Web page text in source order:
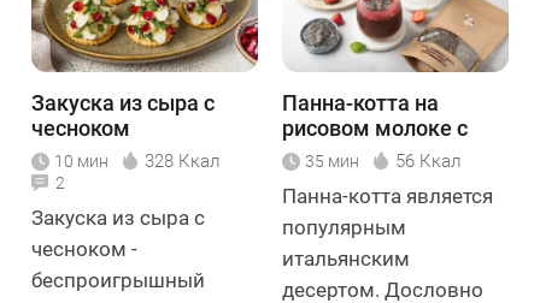
Закуска из сыра с
чесноком
10 мин 328 Ккал
2
Закуска из сыра с
чесноком -
беспроигрышный
Панна-котта на
рисовом молоке с
клубникой
35 мин 56 Ккал
Панна-котта является
популярным
итальянским
десертом. Дословно